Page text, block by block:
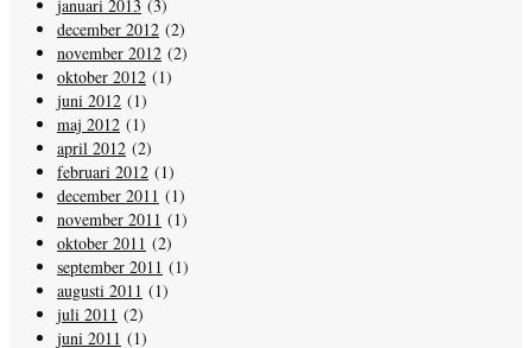
januari 2013 (3)
december 2012 (2)
november 2012 (2)
oktober 2012 (1)
juni 2012 (1)
maj 2012 (1)
april 2012 (2)
februari 2012 (1)
december 2011 (1)
november 2011 (1)
oktober 2011 (2)
september 2011 (1)
augusti 2011 (1)
juli 2011 (2)
juni 2011 (1)